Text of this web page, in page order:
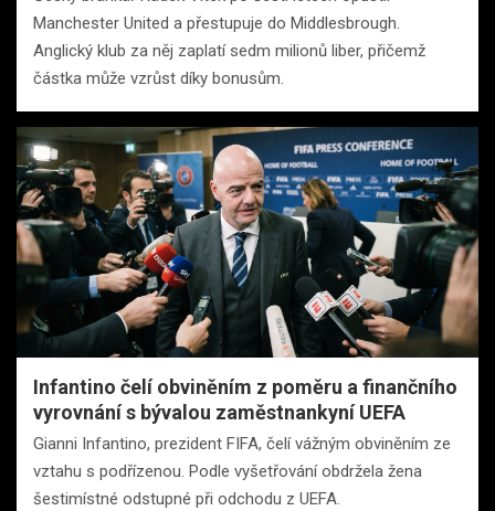
Manchester United a přestupuje do Middlesbrough.
Anglický klub za něj zaplatí sedm milionů liber, přičemž
částka může vzrůst díky bonusům.
Infantino čelí obviněním z poměru a finančního
vyrovnání s bývalou zaměstnankyní UEFA
Gianni Infantino, prezident FIFA, čelí vážným obviněním ze
vztahu s podřízenou. Podle vyšetřování obdržela žena
šestimístné odstupné při odchodu z UEFA.